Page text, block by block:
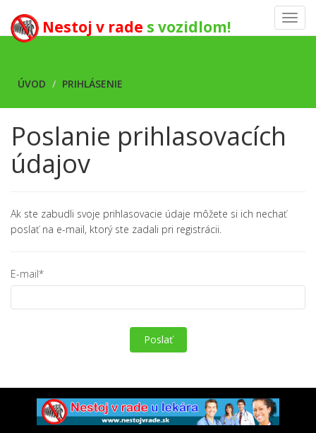
Nestoj v rade s vozidlom!
ÚVOD PRIHLÁSENIE
Poslanie prihlasovacích
údajov
Ak ste zabudli svoje prihlasovacie údaje môžete si ich nechať
poslať na e-mail, ktorý ste zadali pri registrácii.
E-mail*